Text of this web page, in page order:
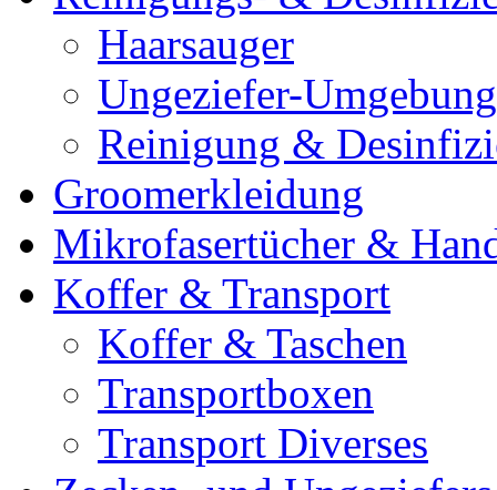
Haarsauger
Ungeziefer-
Reinigung &
Groomerkleidung
Mikrofasertücher &
Koffer & Transport
Koffer & Taschen
Transportboxen
Transport Diverses